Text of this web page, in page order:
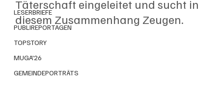
LESERBRIEFE
PUBLIREPORTAGEN
TOPSTORY
MUGA'26
GEMEINDEPORTRÄTS
Täterschaft eingeleitet und sucht in
diesem Zusammenhang Zeugen.